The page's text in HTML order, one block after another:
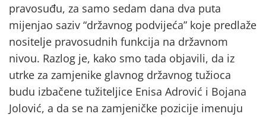
pravosuđu, za samo sedam dana dva puta
mijenjao saziv “državnog podvijeća” koje predlaže
nositelje pravosudnih funkcija na državnom
nivou. Razlog je, kako smo tada objavili, da iz
utrke za zamjenike glavnog državnog tužioca
budu izbačene tužiteljice Enisa Adrović i Bojana
Jolović, a da se na zamjeničke pozicije imenuju